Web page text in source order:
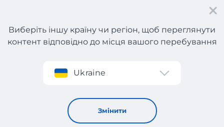
Реєстрація
Виберіть іншу країну чи регіон, щоб переглянути
контент відповідно до місця вашого перебування
Ukraine
Змінити
EVA MINGE